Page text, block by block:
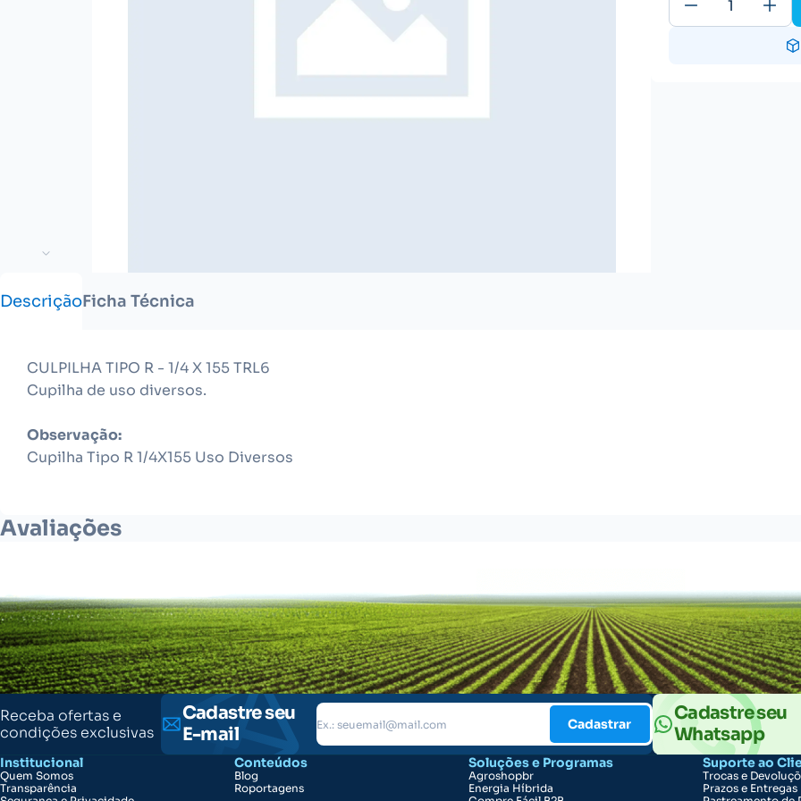
DescriçãoFicha Técnica
CULPILHA TIPO R - 1/4 X 155 TRL6
Cupilha de uso diversos.
Observação:
Cupilha Tipo R 1/4X155 Uso Diversos
Avaliações
Receba ofertas e
condições exclusivas
Cadastre seu
E-mail
Cadastrar
Cadastre seu
Whatsapp
Institucional
Quem Somos
Transparência
Conteúdos
Blog
Roportagens
Soluções e Programas
Agroshopbr
Energia Híbrida
Suporte ao
Trocas e
Prazos e Entregas